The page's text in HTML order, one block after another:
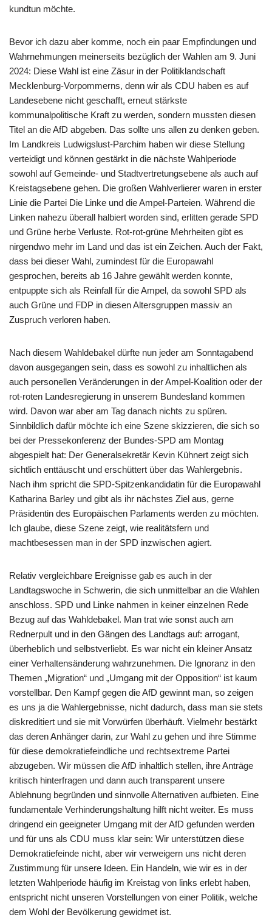
kundtun möchte.
Bevor ich dazu aber komme, noch ein paar Empfindungen und
Wahrnehmungen meinerseits bezüglich der Wahlen am 9. Juni
2024: Diese Wahl ist eine Zäsur in der Politiklandschaft
Mecklenburg-Vorpommerns, denn wir als CDU haben es auf
Landesebene nicht geschafft, erneut stärkste
kommunalpolitische Kraft zu werden, sondern mussten diesen
Titel an die AfD abgeben. Das sollte uns allen zu denken geben.
Im Landkreis Ludwigslust-Parchim haben wir diese Stellung
verteidigt und können gestärkt in die nächste Wahlperiode
sowohl auf Gemeinde- und Stadtvertretungsebene als auch auf
Kreistagsebene gehen. Die großen Wahlverlierer waren in erster
Linie die Partei Die Linke und die Ampel-Parteien. Während die
Linken nahezu überall halbiert worden sind, erlitten gerade SPD
und Grüne herbe Verluste. Rot-rot-grüne Mehrheiten gibt es
nirgendwo mehr im Land und das ist ein Zeichen. Auch der Fakt,
dass bei dieser Wahl, zumindest für die Europawahl
gesprochen, bereits ab 16 Jahre gewählt werden konnte,
entpuppte sich als Reinfall für die Ampel, da sowohl SPD als
auch Grüne und FDP in diesen Altersgruppen massiv an
Zuspruch verloren haben.
Nach diesem Wahldebakel dürfte nun jeder am Sonntagabend
davon ausgegangen sein, dass es sowohl zu inhaltlichen als
auch personellen Veränderungen in der Ampel-Koalition oder der
rot-roten Landesregierung in unserem Bundesland kommen
wird. Davon war aber am Tag danach nichts zu spüren.
Sinnbildlich dafür möchte ich eine Szene skizzieren, die sich so
bei der Pressekonferenz der Bundes-SPD am Montag
abgespielt hat: Der Generalsekretär Kevin Kühnert zeigt sich
sichtlich enttäuscht und erschüttert über das Wahlergebnis.
Nach ihm spricht die SPD-Spitzenkandidatin für die Europawahl
Katharina Barley und gibt als ihr nächstes Ziel aus, gerne
Präsidentin des Europäischen Parlaments werden zu möchten.
Ich glaube, diese Szene zeigt, wie realitätsfern und
machtbesessen man in der SPD inzwischen agiert.
Relativ vergleichbare Ereignisse gab es auch in der
Landtagswoche in Schwerin, die sich unmittelbar an die Wahlen
anschloss. SPD und Linke nahmen in keiner einzelnen Rede
Bezug auf das Wahldebakel. Man trat wie sonst auch am
Rednerpult und in den Gängen des Landtags auf: arrogant,
überheblich und selbstverliebt. Es war nicht ein kleiner Ansatz
einer Verhaltensänderung wahrzunehmen. Die Ignoranz in den
Themen „Migration“ und „Umgang mit der Opposition“ ist kaum
vorstellbar. Den Kampf gegen die AfD gewinnt man, so zeigen
es uns ja die Wahlergebnisse, nicht dadurch, dass man sie stets
diskreditiert und sie mit Vorwürfen überhäuft. Vielmehr bestärkt
das deren Anhänger darin, zur Wahl zu gehen und ihre Stimme
für diese demokratiefeindliche und rechtsextreme Partei
abzugeben. Wir müssen die AfD inhaltlich stellen, ihre Anträge
kritisch hinterfragen und dann auch transparent unsere
Ablehnung begründen und sinnvolle Alternativen aufbieten. Eine
fundamentale Verhinderungshaltung hilft nicht weiter. Es muss
dringend ein geeigneter Umgang mit der AfD gefunden werden
und für uns als CDU muss klar sein: Wir unterstützen diese
Demokratiefeinde nicht, aber wir verweigern uns nicht deren
Zustimmung für unsere Ideen. Ein Handeln, wie wir es in der
letzten Wahlperiode häufig im Kreistag von links erlebt haben,
entspricht nicht unseren Vorstellungen von einer Politik, welche
dem Wohl der Bevölkerung gewidmet ist.